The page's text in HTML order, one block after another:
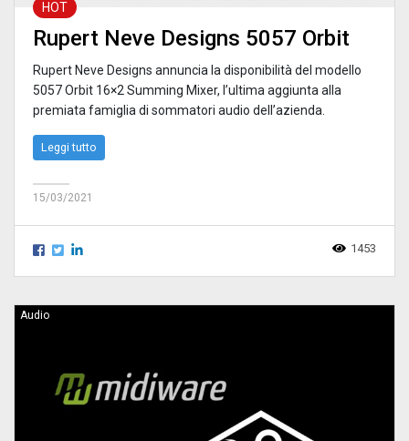
HOT
Rupert Neve Designs 5057 Orbit
Rupert Neve Designs annuncia la disponibilità del modello
5057 Orbit 16×2 Summing Mixer, lʼultima aggiunta alla
premiata famiglia di sommatori audio dellʼazienda.
Leggi tutto
15/03/2021
1453
Audio